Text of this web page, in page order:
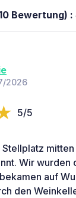
Bewertung) :
2026
5/5
Wir
auf
den